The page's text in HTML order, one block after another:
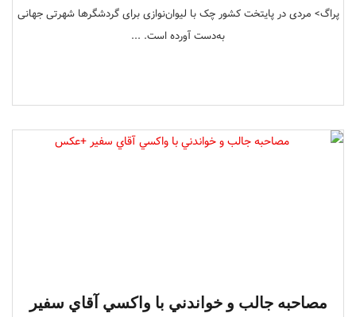
پراگ>‌ مردی در پایتخت کشور چک با لیوان‌نوازی برای گردشگرها شهرتی جهانی
به‌دست آورده است. ...
مصاحبه جالب و خواندني با واكسي آقاي سفير